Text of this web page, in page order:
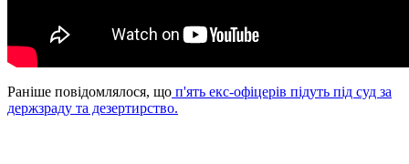
Раніше повідомлялося, що п'ять екс-офіцерів підуть під суд за
держзраду та дезертирство.